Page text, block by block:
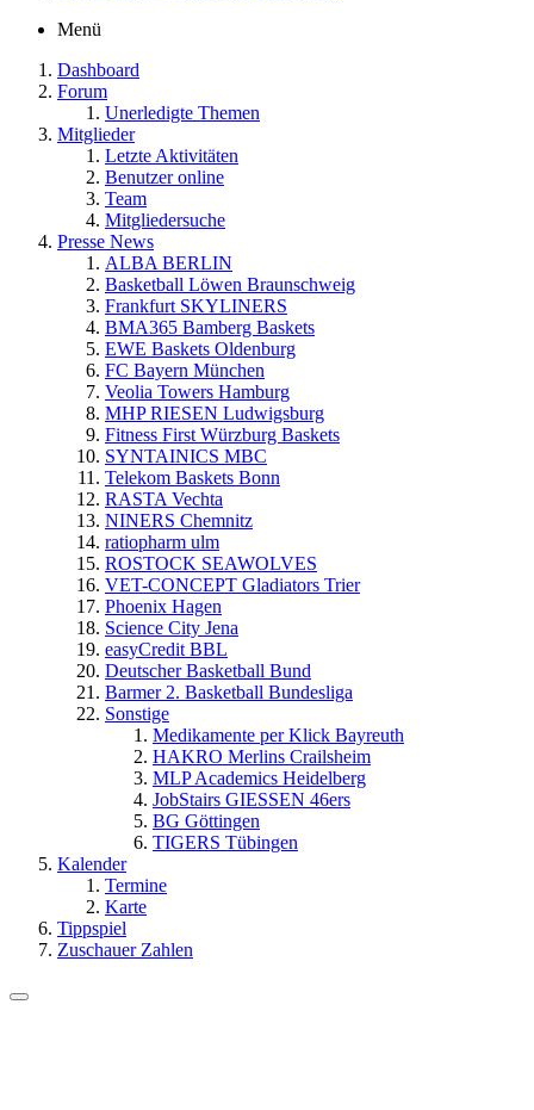
Menü
Dashboard
Forum
Unerledigte Themen
Mitglieder
Letzte Aktivitäten
Benutzer online
Team
Mitgliedersuche
Presse News
ALBA BERLIN
Basketball Löwen Braunschweig
Frankfurt SKYLINERS
BMA365 Bamberg Baskets
EWE Baskets Oldenburg
FC Bayern München
Veolia Towers Hamburg
MHP RIESEN Ludwigsburg
Fitness First Würzburg Baskets
SYNTAINICS MBC
Telekom Baskets Bonn
RASTA Vechta
NINERS Chemnitz
ratiopharm ulm
ROSTOCK SEAWOLVES
VET-CONCEPT Gladiators Trier
Phoenix Hagen
Science City Jena
easyCredit BBL
Deutscher Basketball Bund
Barmer 2. Basketball Bundesliga
Sonstige
Medikamente per Klick Bayreuth
HAKRO Merlins Crailsheim
MLP Academics Heidelberg
JobStairs GIESSEN 46ers
BG Göttingen
TIGERS Tübingen
Kalender
Termine
Karte
Tippspiel
Zuschauer Zahlen